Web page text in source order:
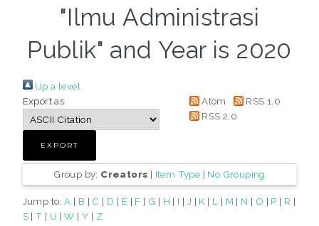
"Ilmu Administrasi
Publik" and Year is 2020
Up a level
Export as
Atom
RSS 1.0
RSS 2.0
Group by: Creators | Item Type | No Grouping
Jump to:A | B | C | D | E | F | G | H | I | J | K | L | M | N | O | P | R |
S |T | U |W |Y | Z